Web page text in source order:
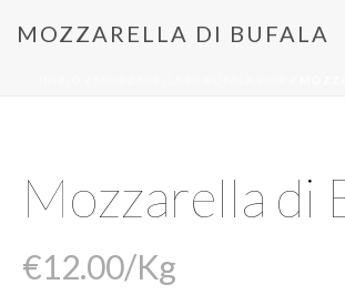
MOZZARELLA DI BUFALA
Mozzarella di
€12.00/Kg